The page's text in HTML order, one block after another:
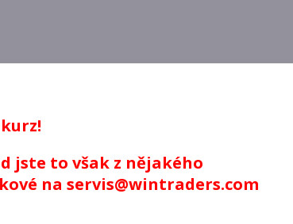
jste to však z nějakého
na servis@wintraders.com